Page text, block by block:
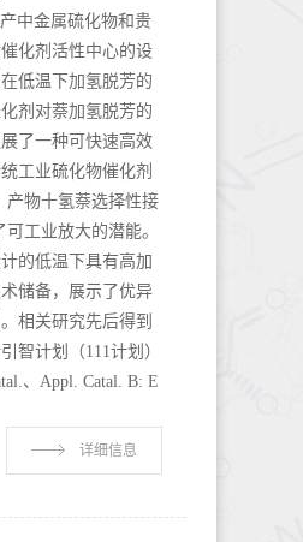
中金属硫化物和贵
化剂活性中心的设
低温下加氢脱芳的
剂对萘加氢脱芳的
了一种可快速高效
工业硫化物催化剂
产物十氢萘选择性接
工业放大的潜能。
的低温下具有高加
储备，展示了优异
相关研究先后得到
智计划（111计划）
、Appl. Catal. B: E
详细信息